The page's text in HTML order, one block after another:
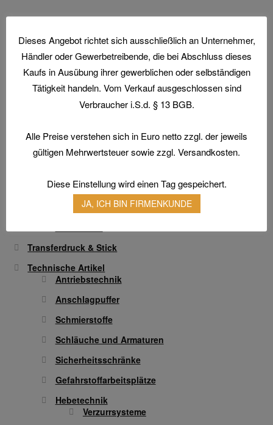
der
gewählt
werden
Varianten
auf.
Die
Optionen
der
Produktseite
werden
Home
Aktionen und Angebote
Berufsbekleidung
Atemschutz & Gehörschutz
Gesichtsschutz & Schutzbrillen
Transferdruck & Stick
Technische Artikel
Antriebstechnik
Anschlagpuffer
Schmierstoffe
Schläuche und Armaturen
Sicherheitsschränke
Gefahrstoffarbeitsplätze
Hebetechnik
Verzurrsysteme
Dieses Angebot richtet sich ausschließlich an Unternehmer,
Händler oder Gewerbetreibende, die bei Abschluss dieses
Kaufs in Ausübung ihrer gewerblichen oder selbständigen
Tätigkeit handeln. Vom Verkauf ausgeschlossen sind
Verbraucher i.S.d. § 13 BGB.
Alle Preise verstehen sich in Euro netto zzgl. der jeweils
gültigen Mehrwertsteuer sowie zzgl. Versandkosten.
Diese Einstellung wird einen Tag gespeichert.
JA, ICH BIN FIRMENKUNDE